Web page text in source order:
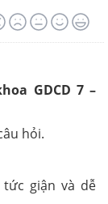
GDCD 7 –
hỏi.
giận và dễ